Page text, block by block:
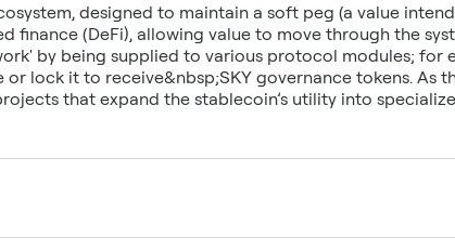
designed to maintain a soft peg (a value
finance (DeFi), allowing value to move through the
by being supplied to various protocol modules; for
lock it to receive&nbsp;SKY governance tokens. As
that expand the stablecoin’s utility into